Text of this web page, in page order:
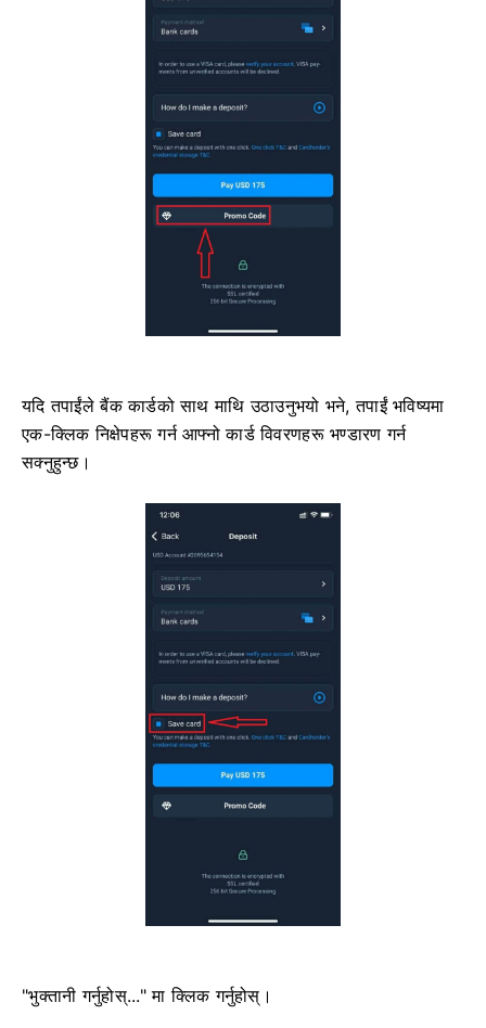
यदि तपाईंले बैंक कार्डको साथ माथि उठाउनुभयो भने, तपाईं भविष्यमा
एक-क्लिक निक्षेपहरू गर्न आफ्नो कार्ड विवरणहरू भण्डारण गर्न
सक्नुहुन्छ।
"भुक्तानी गर्नुहोस्..." मा क्लिक गर्नुहोस्।